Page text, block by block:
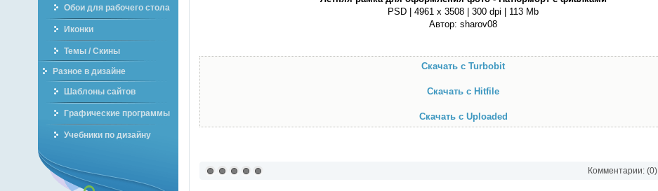
Обои для рабочего стола
Иконки
Темы / Скины
Разное в дизайне
Шаблоны сайтов
Графические программы
Учебники по дизайну
PSD | 4961 х 3508 | 300 dpi | 113 Mb
Автор: sharov08
Скачать с Turbobit
Скачать с Hitfile
Скачать с Uploaded
Комментарии: (0)